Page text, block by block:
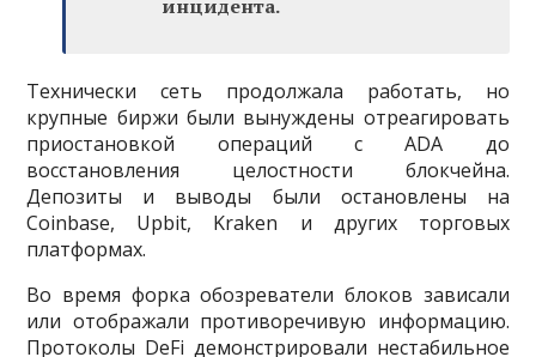
инцидента.
Технически сеть продолжала работать, но
крупные биржи были вынуждены отреагировать
приостановкой операций с ADA до
восстановления целостности блокчейна.
Депозиты и выводы были остановлены на
Coinbase, Upbit, Kraken и других торговых
платформах.
Во время форка обозреватели блоков зависали
или отображали противоречивую информацию.
Протоколы DeFi демонстрировали нестабильное